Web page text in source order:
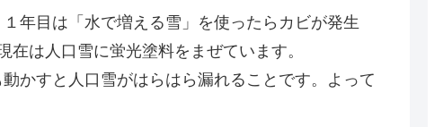
年目は「水で増える雪」を使ったらカビが発生
は人口雪に蛍光塗料をまぜています。
かすと人口雪がはらはら漏れることです。よって